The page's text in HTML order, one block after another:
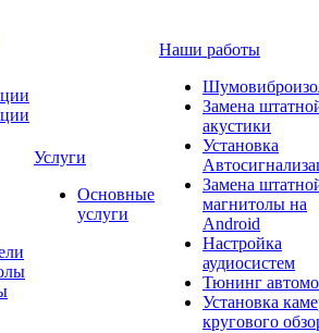
Услуги
Основные
услуги
Наши работы
Замена
акустики
Установка
Замена
магнитолы на
Android
Настройка
аудиосистем
Тюнинг
Установка
кругового